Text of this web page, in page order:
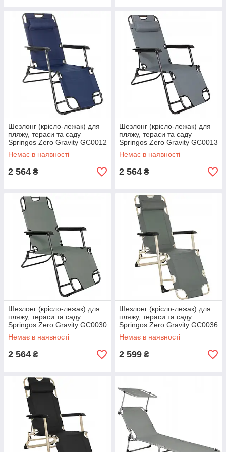
Шезлонг (крісло-лежак) для
пляжу, тераси та саду
Springos Zero Gravity GC0012
Немає в наявності
2 564 ₴
Шезлонг (крісло-лежак) для
пляжу, тераси та саду
Springos Zero Gravity GC0013
Немає в наявності
2 564 ₴
Шезлонг (крісло-лежак) для
пляжу, тераси та саду
Springos Zero Gravity GC0030
Немає в наявності
2 564 ₴
Шезлонг (крісло-лежак) для
пляжу, тераси та саду
Springos Zero Gravity GC0036
Немає в наявності
2 599 ₴